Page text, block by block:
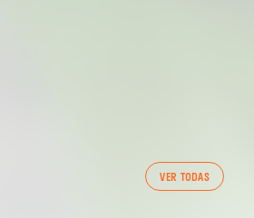
VER TODAS
VALENCIA CF 7/8/2026